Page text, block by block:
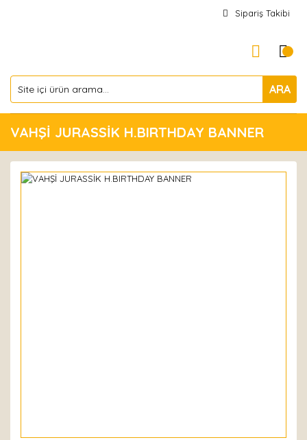
Sipariş Takibi
ARA
VAHŞİ JURASSİK H.BIRTHDAY BANNER